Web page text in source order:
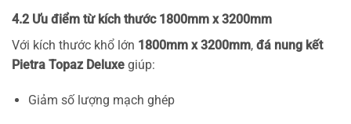
4.2 Ưu điểm từ kích thước 1800mm x 3200mm
Với kích thước khổ lớn 1800mm x 3200mm, đá nung kết
Pietra Topaz Deluxe giúp:
Giảm số lượng mạch ghép